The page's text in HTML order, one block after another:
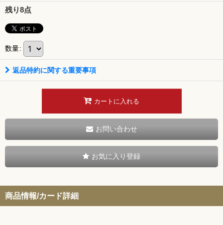
残り8点
数量:
返品特約に関する重要事項
カートに入れる
お問い合わせ
お気に入り登録
商品情報/カード詳細